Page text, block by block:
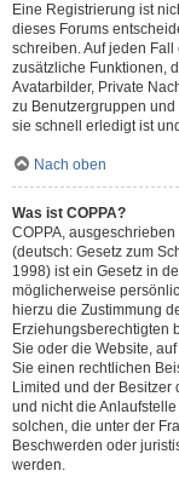
Eine Registrierung ist
dieses Forums
schreiben. Auf jeden
zusätzliche Funktionen,
Avatarbilder, Private
zu Benutzergruppen
sie schnell erledigt ist
Nach oben
Was ist COPPA?
COPPA,
(deutsch: Gesetz zum
1998) ist ein Gesetz in
möglicherweise
hierzu die Zustimmung
Erziehungsberechtigten
Sie oder die Website,
Sie einen rechtlichen
Limited und der
und nicht die
solchen, die unter der
Beschwerden oder
werden.